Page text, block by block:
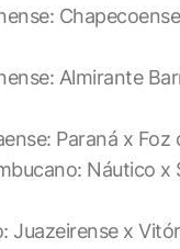
Almirante
Paraná x Foz
Náutico x
x